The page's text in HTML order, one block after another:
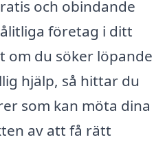
och obindande
företag i ditt
om du söker löpande
hjälp, så hittar du
som kan möta dina
av att få rätt